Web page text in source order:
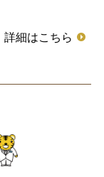
詳細はこちら